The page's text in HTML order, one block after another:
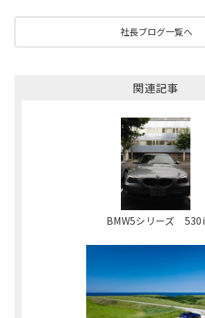
社長ブログ一覧へ
関連記事
BMW5シリーズ 530i